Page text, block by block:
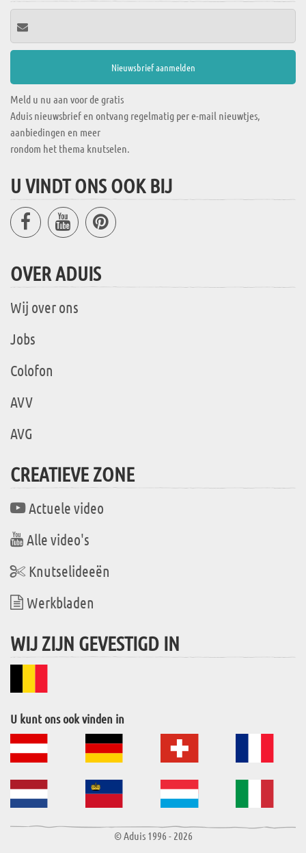
Meld u nu aan voor de gratis
Aduis nieuwsbrief en ontvang regelmatig per e-mail nieuwtjes,
aanbiedingen en meer
rondom het thema knutselen.
U VINDT ONS OOK BIJ
OVER ADUIS
Wij over ons
Jobs
Colofon
AVV
AVG
CREATIEVE ZONE
Actuele video
Alle video's
Knutselideeën
Werkbladen
WIJ ZIJN GEVESTIGD IN
U kunt ons ook vinden in
© Aduis 1996 - 2026